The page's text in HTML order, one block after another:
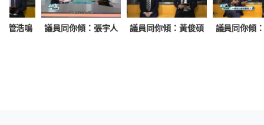
管浩鳴 議員同你傾：張宇人 議員同你傾：黃俊碩 議員同你傾